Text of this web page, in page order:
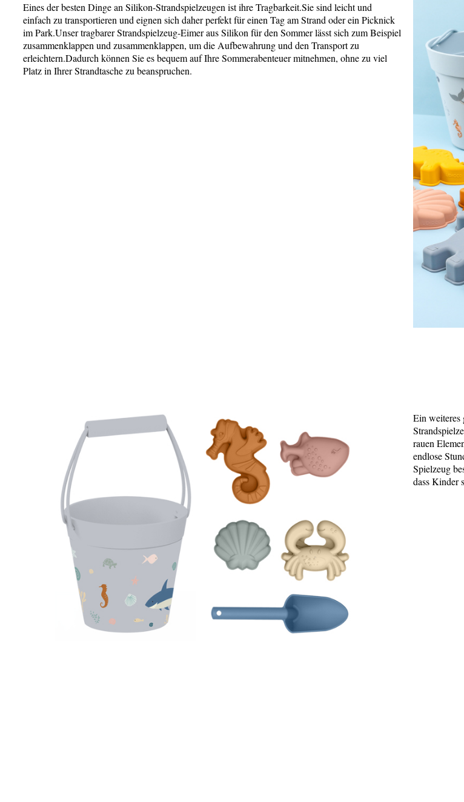
Eines der besten Dinge an Silikon-Strandspielzeugen ist ihre Tragbarkeit.Sie sind leicht und
einfach zu transportieren und eignen sich daher perfekt für einen Tag am Strand oder ein Picknick
im Park.Unser tragbarer Strandspielzeug-Eimer aus Silikon für den Sommer lässt sich zum Beispiel
zusammenklappen und zusammenklappen, um die Aufbewahrung und den Transport zu
erleichtern.Dadurch können Sie es bequem auf Ihre Sommerabenteuer mitnehmen, ohne zu viel
Platz in Ihrer Strandtasche zu beanspruchen.
Ein weiteres
rauen
endlose
Spielzeug
dass Kinder